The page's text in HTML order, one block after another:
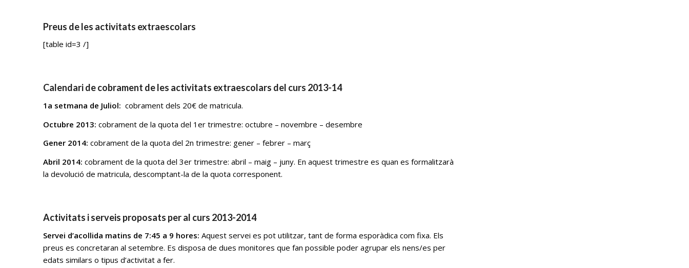
Preus de les activitats extraescolars
[table id=3 /]
Calendari de cobrament de les activitats extraescolars del curs 2013-14
1a setmana de Juliol: cobrament dels 20€ de matricula.
Octubre 2013: cobrament de la quota del 1er trimestre: octubre – novembre – desembre
Gener 2014: cobrament de la quota del 2n trimestre: gener – febrer – març
Abril 2014: cobrament de la quota del 3er trimestre: abril – maig – juny. En aquest trimestre es quan es formalitzarà
la devolució de matricula, descomptant-la de la quota corresponent.
Activitats i serveis proposats per al curs 2013-2014
Servei d’acollida matins de 7:45 a 9 hores: Aquest servei es pot utilitzar, tant de forma esporàdica com fixa. Els
preus es concretaran al setembre. Es disposa de dues monitores que fan possible poder agrupar els nens/es per
edats similars o tipus d’activitat a fer.